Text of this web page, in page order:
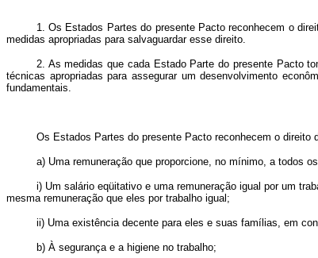
1. Os Estados Partes do presente Pacto reconhecem o
medidas apropriadas para salvaguardar esse direito.
2. As medidas que cada Estado Parte do presente Pacto
técnicas apropriadas para assegurar um desenvolvimento
fundamentais.
Os Estados Partes do presente Pacto reconhecem o
a) Uma remuneração que proporcione, no mínimo, a todos
i) Um salário eqüitativo e uma remuneração igual por um
mesma remuneração que eles por trabalho igual;
ii) Uma existência decente para eles e suas famílias, em
b) À segurança e a higiene no trabalho;